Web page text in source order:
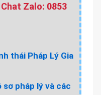
Chat Zalo: 0853
thái Pháp Lý Gia
pháp lý và các